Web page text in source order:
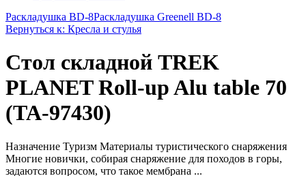
Раскладушка BD-8Раскладушка Greenell BD-8
Вернуться к: Кресла и стулья
Стол складной TREK
PLANET Roll-up Alu table 70
(ТА-97430)
Назначение Туризм Материалы туристического снаряжения
Многие новички, собирая снаряжение для походов в горы,
задаются вопросом, что такое мембрана ...